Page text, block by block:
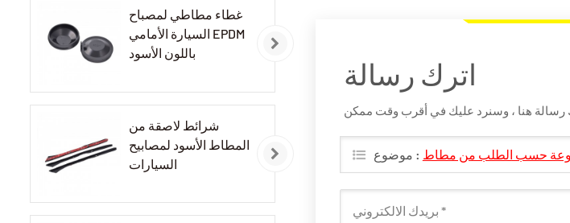
اترك رسالة
موضوع :
غطاء مطاطي لمصباح
السيارة الأمامي EPDM
باللون الأسود
شرائط لاصقة من
المطاط الأسود لمصابيح
السيارات